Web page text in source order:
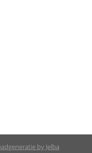
by Jelba